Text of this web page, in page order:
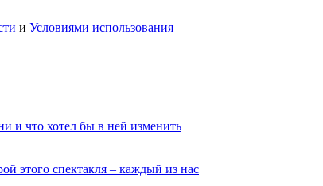
и Условиями использования
и что хотел бы в ней изменить
этого спектакля – каждый из нас